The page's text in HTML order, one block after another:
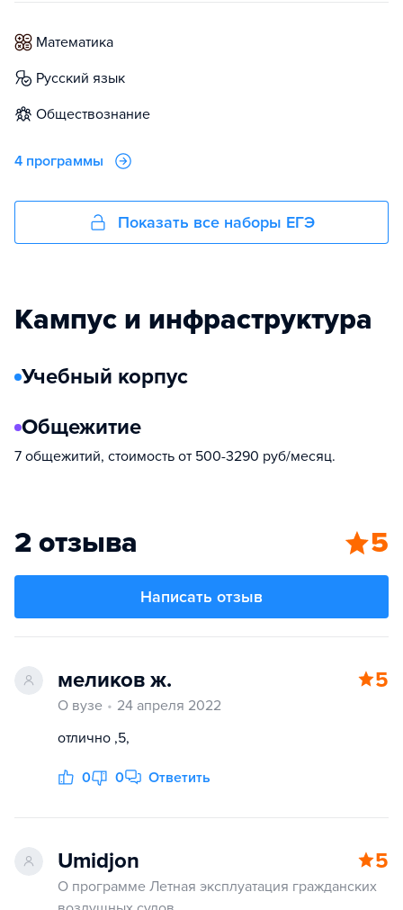
математика
русский язык
обществознание
4 программы
Показать все наборы ЕГЭ
Кампус и инфраструктура
Учебный корпус
Общежитие
7 общежитий, стоимость от 500-3290 руб/месяц.
2 отзыва 5
Написать отзыв
меликов ж. 5
О вузе
24 апреля 2022
отлично ,5,
0 0 Ответить
Umidjon 5
О программе Летная эксплуатация гражданских